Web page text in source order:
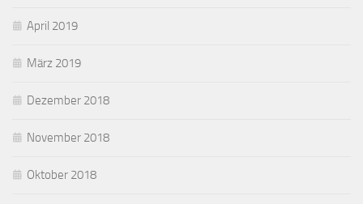
April 2019
März 2019
Dezember 2018
November 2018
Oktober 2018